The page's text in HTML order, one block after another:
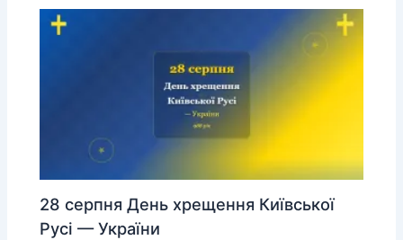
28 серпня День хрещення Київської
Русі — України